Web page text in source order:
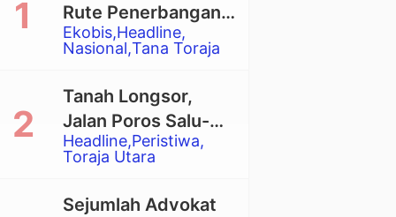
Ekobis Headline
Nasional Tana Toraja
Rute Penerbangan
Langsung Toraja-
Balikpapan
Headline Peristiwa
Toraja Utara
Tanah Longsor,
Jalan Poros Salu-
Dende’ Tertutup
Total
Sejumlah Advokat